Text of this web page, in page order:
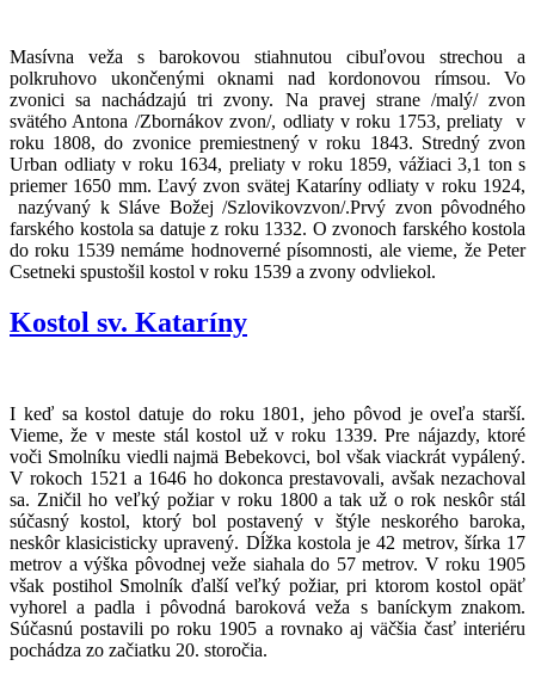
Masívna veža s barokovou stiahnutou cibuľovou strechou a
polkruhovo ukončenými oknami nad kordonovou rímsou. Vo
zvonici sa nachádzajú tri zvony. Na pravej strane /malý/ zvon
svätého Antona /Zbornákov zvon/, odliaty v roku 1753, preliaty v
roku 1808, do zvonice premiestnený v roku 1843. Stredný zvon
Urban odliaty v roku 1634, preliaty v roku 1859, vážiaci 3,1 ton s
priemer 1650 mm. Ľavý zvon svätej Kataríny odliaty v roku 1924,
nazývaný k Sláve Božej /Szlovikovzvon/.Prvý zvon pôvodného
farského kostola sa datuje z roku 1332. O zvonoch farského kostola
do roku 1539 nemáme hodnoverné písomnosti, ale vieme, že Peter
Csetneki spustošil kostol v roku 1539 a zvony odvliekol.
Kostol sv. Kataríny
I keď sa kostol datuje do roku 1801, jeho pôvod je oveľa starší.
Vieme, že v meste stál kostol už v roku 1339. Pre nájazdy, ktoré
voči Smolníku viedli najmä Bebekovci, bol však viackrát vypálený.
V rokoch 1521 a 1646 ho dokonca prestavovali, avšak nezachoval
sa. Zničil ho veľký požiar v roku 1800 a tak už o rok neskôr stál
súčasný kostol, ktorý bol postavený v štýle neskorého baroka,
neskôr klasicisticky upravený. Dĺžka kostola je 42 metrov, šírka 17
metrov a výška pôvodnej veže siahala do 57 metrov. V roku 1905
však postihol Smolník ďalší veľký požiar, pri ktorom kostol opäť
vyhorel a padla i pôvodná baroková veža s baníckym znakom.
Súčasnú postavili po roku 1905 a rovnako aj väčšia časť interiéru
pochádza zo začiatku 20. storočia.